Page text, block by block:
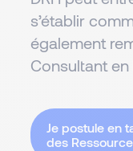
s’établir
également
Consultant
Je postule en
des